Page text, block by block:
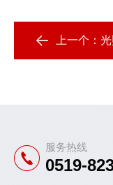
上一个：
服务热线
0519-